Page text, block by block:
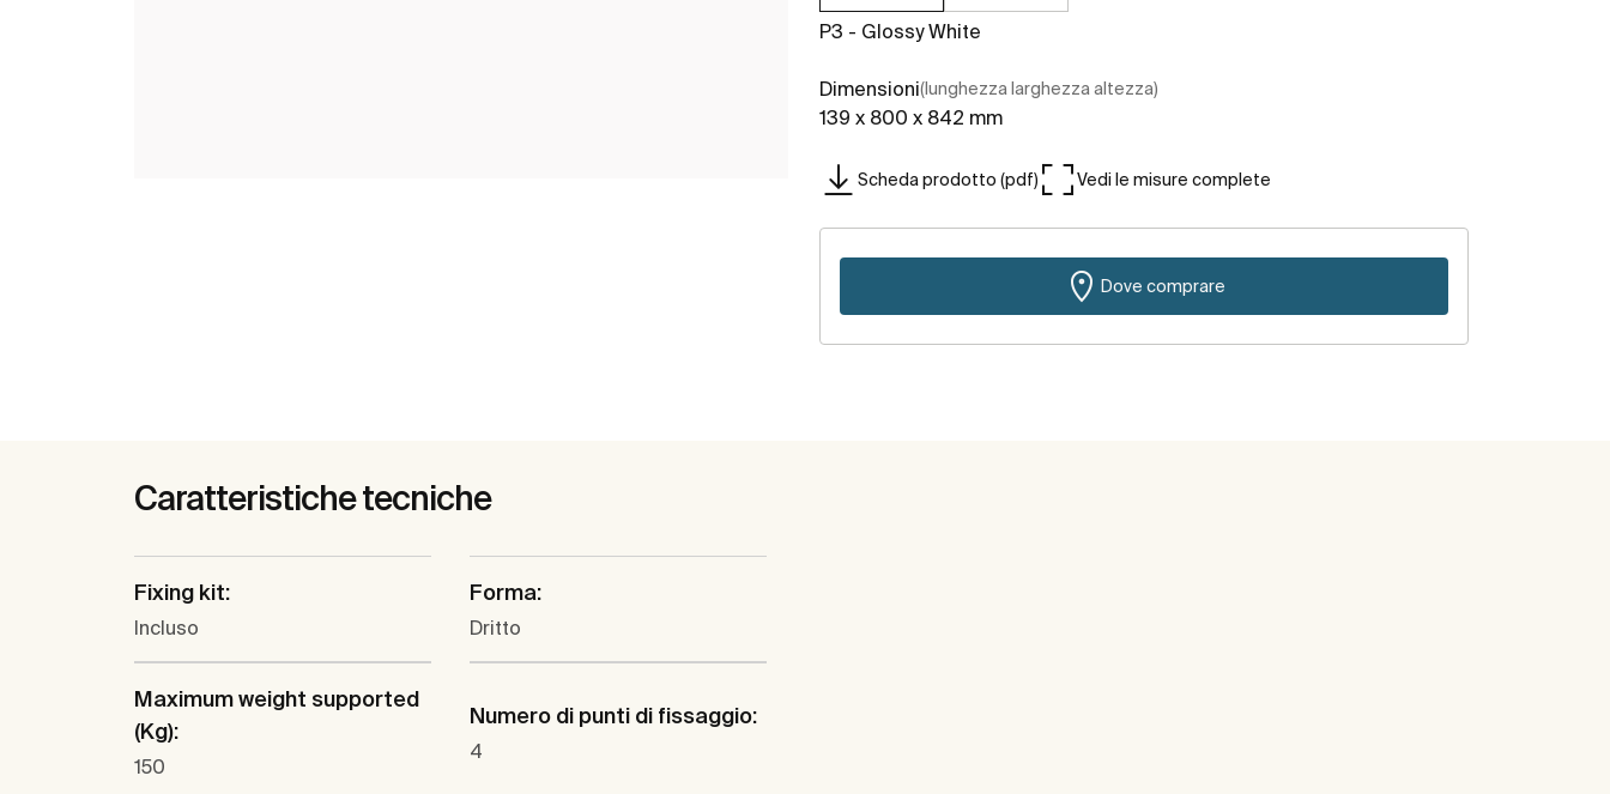
P3 - Glossy White
Dimensioni(lunghezza larghezza altezza)
139 x 800 x 842 mm
Scheda prodotto (pdf) Vedi le misure complete
Dove comprare
Caratteristiche tecniche
Fixing kit:
Incluso
Forma:
Dritto
Maximum weight supported
(Kg):
150
Numero di punti di fissaggio:
4